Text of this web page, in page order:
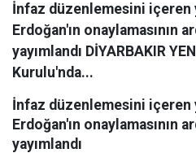
İnfaz düzenlemesini içeren
Erdoğan'ın onaylamasının
yayımlandı DİYARBAKIR
Kurulu'nda...
İnfaz düzenlemesini içeren
Erdoğan'ın onaylamasının
yayımlandı